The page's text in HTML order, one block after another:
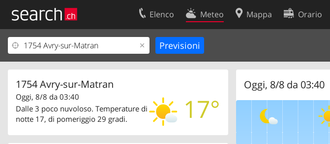
Elenco Meteo Mappa Orario
1754 Avry-sur-Matran
17°
Oggi, 8/8 da 03:40
Dalle 3 poco nuvoloso. Temperature di
notte 17, di pomeriggio 29 gradi.
Oggi, 8/8 da 03:40
Il vostro profolio
Area clienti
Contatti
Condizioni d’uso